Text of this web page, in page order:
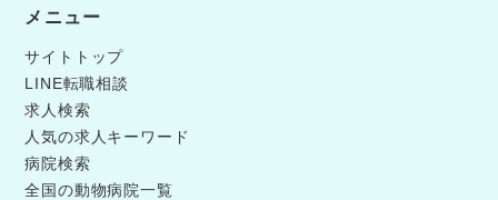
メニュー
サイトトップ
LINE転職相談
求人検索
人気の求人キーワード
病院検索
全国の動物病院一覧